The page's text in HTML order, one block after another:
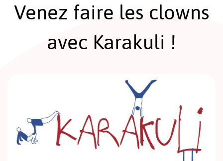
Venez faire les clowns
avec Karakuli !